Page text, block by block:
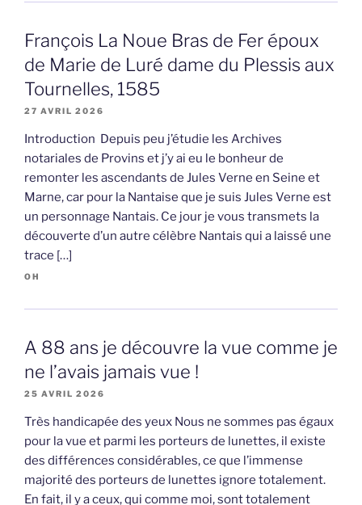
François La Noue Bras de Fer époux
de Marie de Luré dame du Plessis aux
Tournelles, 1585
27 AVRIL 2026
Introduction Depuis peu j’étudie les Archives
notariales de Provins et j’y ai eu le bonheur de
remonter les ascendants de Jules Verne en Seine et
Marne, car pour la Nantaise que je suis Jules Verne est
un personnage Nantais. Ce jour je vous transmets la
découverte d’un autre célèbre Nantais qui a laissé une
trace […]
OH
A 88 ans je découvre la vue comme je
ne l’avais jamais vue !
25 AVRIL 2026
Très handicapée des yeux Nous ne sommes pas égaux
pour la vue et parmi les porteurs de lunettes, il existe
des différences considérables, ce que l’immense
majorité des porteurs de lunettes ignore totalement.
En fait, il y a ceux, qui comme moi, sont totalement